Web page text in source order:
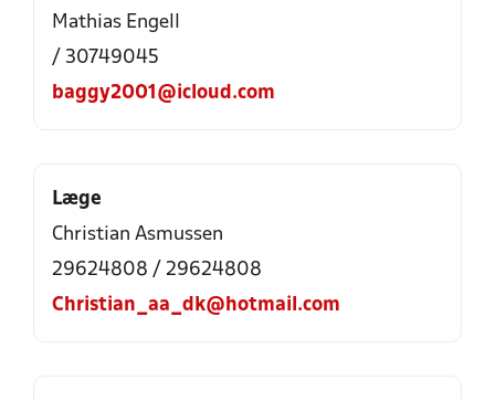
Mathias Engell
/ 30749045
baggy2001@icloud.com
Læge
Christian Asmussen
29624808 / 29624808
Christian_aa_dk@hotmail.com